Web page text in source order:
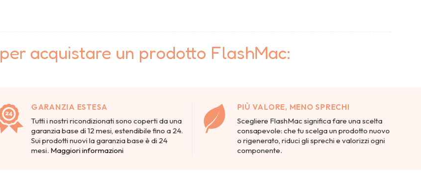
per acquistare un prodotto FlashMac:
GARANZIA ESTESA
Tutti i nostri ricondizionati sono coperti da una
garanzia base di 12 mesi, estendibile fino a 24.
Sui prodotti nuovi la garanzia base è di 24
mesi. Maggiori informazioni
PIÙ VALORE, MENO SPRECHI
Scegliere FlashMac significa fare una scelta
consapevole: che tu scelga un prodotto nuovo
o rigenerato, riduci gli sprechi e valorizzi ogni
componente.